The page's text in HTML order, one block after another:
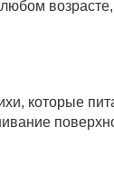
которые